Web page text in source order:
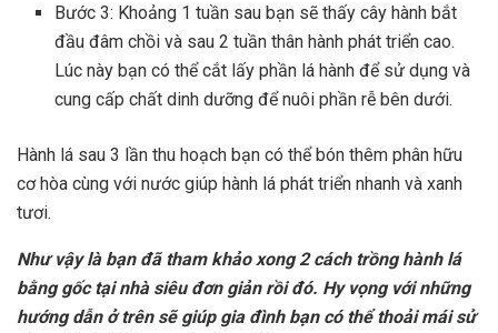
Bước 3: Khoảng 1 tuần sau bạn sẽ thấy cây hành bắt
đầu đâm chồi và sau 2 tuần thân hành phát triển cao.
Lúc này bạn có thể cắt lấy phần lá hành để sử dụng và
cung cấp chất dinh dưỡng để nuôi phần rễ bên dưới.
Hành lá sau 3 lần thu hoạch bạn có thể bón thêm phân hữu
cơ hòa cùng với nước giúp hành lá phát triển nhanh và xanh
tươi.
Như vậy là bạn đã tham khảo xong 2 cách trồng hành lá
bằng gốc tại nhà siêu đơn giản rồi đó. Hy vọng với những
hướng dẫn ở trên sẽ giúp gia đình bạn có thể thoải mái sử